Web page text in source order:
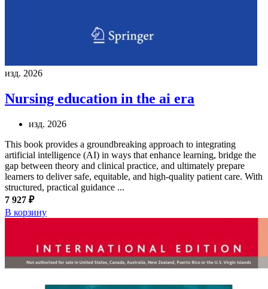
изд. 2026
Nursing education in the ai era
изд. 2026
This book provides a groundbreaking approach to integrating
artificial intelligence (AI) in ways that enhance learning, bridge the
gap between theory and clinical practice, and ultimately prepare
learners to deliver safe, equitable, and high-quality patient care. With
structured, practical guidance ...
7 927 ₽
В корзину